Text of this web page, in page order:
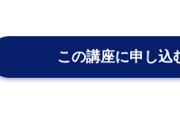
契約に適用します。但し
講者が主催者の講座に参
この講座に申し込